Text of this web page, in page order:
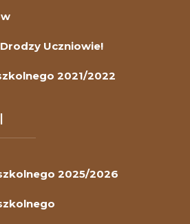
Uczniowie!
2021/2022
2025/2026